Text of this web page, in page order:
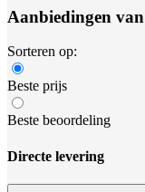
Aanbiedingen
Sorteren op:
Beste prijs
Beste beoordeling
Directe levering